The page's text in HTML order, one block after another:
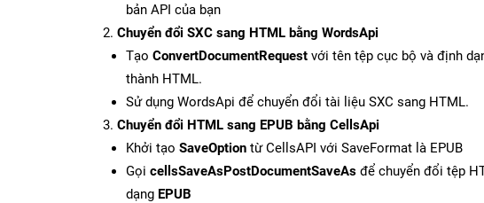
bản API của bạn
Chuyển đổi SXC sang HTML bằng WordsApi
Tạo ConvertDocumentRequest với tên tệp cục bộ và định
thành HTML.
Sử dụng WordsApi để chuyển đổi tài liệu SXC sang HTML.
Chuyển đổi HTML sang EPUB bằng CellsApi
Khởi tạo SaveOption từ CellsAPI với SaveFormat là EPUB
Gọi cellsSaveAsPostDocumentSaveAs để chuyển đổi tệp
dạng EPUB